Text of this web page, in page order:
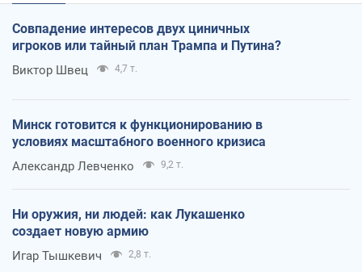
Совпадение интересов двух циничных
игроков или тайный план Трампа и Путина?
Виктор Швец 4,7 т.
Минск готовится к функционированию в
условиях масштабного военного кризиса
Александр Левченко 9,2 т.
Ни оружия, ни людей: как Лукашенко
создает новую армию
Игар Тышкевич 2,8 т.